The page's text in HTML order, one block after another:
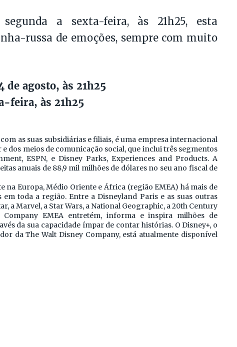
a sexta-feira, às 21h25, esta
russa de emoções, sempre com muito
agosto, às 21h25
feira, às 21h25
as suas subsidiárias e filiais, é uma empresa internacional
dos meios de comunicação social, que inclui três segmentos
ESPN, e Disney Parks, Experiences and Products. A
anuais de 88,9 mil milhões de dólares no seu ano fiscal de
na Europa, Médio Oriente e África (região EMEA) há mais de
toda a região. Entre a Disneyland Paris e as suas outras
a Marvel, a Star Wars, a National Geographic, a 20th Century
EMEA entretém, informa e inspira milhões de
da sua capacidade ímpar de contar histórias. O Disney+, o
da The Walt Disney Company, está atualmente disponível